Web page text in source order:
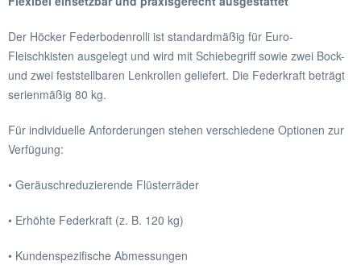
Der Höcker Federbodenrolli ist standardmäßig für Euro-
Fleischkisten ausgelegt und wird mit Schiebegriff sowie zwei Bock-
und zwei feststellbaren Lenkrollen geliefert. Die Federkraft beträgt
serienmäßig 80 kg.
Für individuelle Anforderungen stehen verschiedene Optionen zur
Verfügung:
• Geräuschreduzierende Flüsterräder
• Erhöhte Federkraft (z. B. 120 kg)
• Kundenspezifische Abmessungen